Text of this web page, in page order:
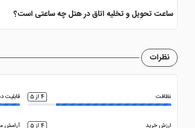
ساعت تحویل و تخلیه اتاق در هتل چه ساعتی است؟
ساعت تحویل اتاق ساعت 2 بعد از ظهر و ساعت تخلیه اتاق 12 ظهر می باشد
نظرات
نظافت 4 از 5 قابلیت
ارزش خرید 4 از 5 آرامش